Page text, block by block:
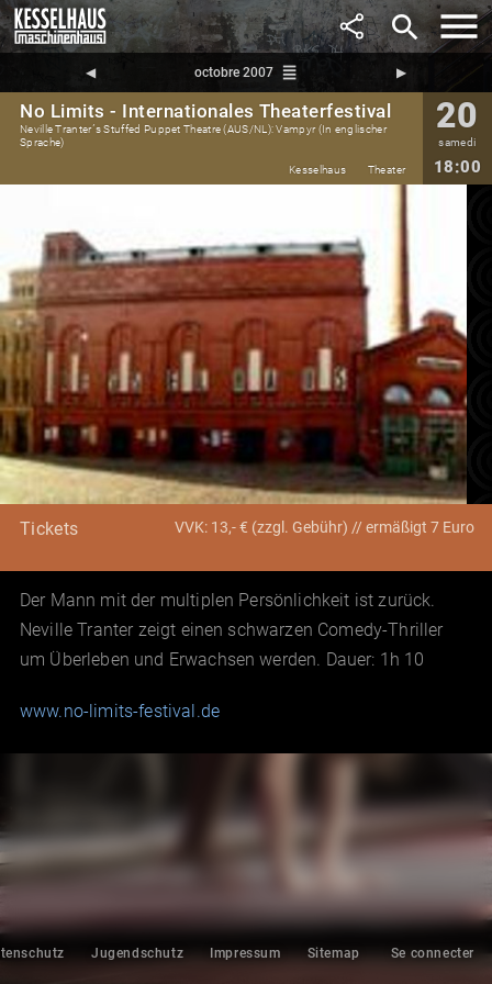
search
◀︎ octobre 2007 reorder ▶︎
No Limits - Internationales Theaterfestival
Neville Tranter´s Stuffed Puppet Theatre (AUS/NL): Vampyr (In englischer
Sprache)
20
samedi
18:00
Kesselhaus Theater
Tickets VVK: 13,- € (zzgl. Gebühr) // ermäßigt 7 Euro
Der Mann mit der multiplen Persönlichkeit ist zurück.
Neville Tranter zeigt einen schwarzen Comedy-Thriller
um Überleben und Erwachsen werden. Dauer: 1h 10
www.no-limits-festival.de
Jugendschutz Impressum Sitemap Se connecter